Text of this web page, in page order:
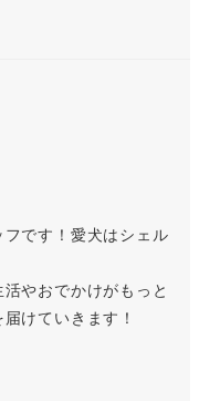
です！愛犬はシェル
やおでかけがもっと
けていきます！